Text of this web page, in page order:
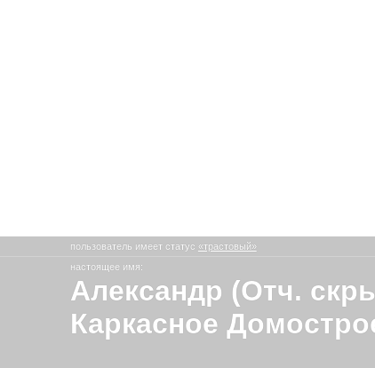
пользователь имеет статус «трастовый»
настоящее имя:
Александр (Отч.
Каркасное